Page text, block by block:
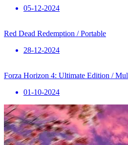
05-12-2024
Red Dead Redemption / Portable
28-12-2024
Forza Horizon 4: Ultimate Edition /
01-10-2024